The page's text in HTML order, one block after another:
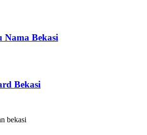
Nama Bekasi
Bekasi